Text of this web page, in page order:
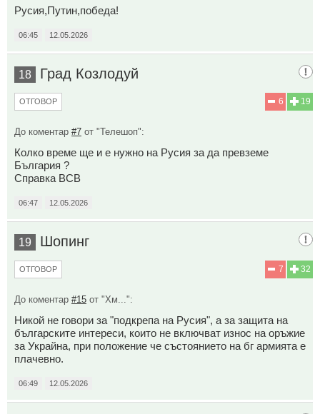
Русия,Путин,победа!
06:45 12.05.2026
18 Град Козлодуй
19
6
ОТГОВОР
До коментар #7 от "Телешоп":
Колко време ще и е нужно на Русия за да превземе
България ?
Справка ВСВ
06:47 12.05.2026
19 Шопинг
32
7
ОТГОВОР
До коментар #15 от "Хм...":
Никой не говори за "подкрепа на Русия", а за защита на
българските интереси, които не включват износ на оръжие
за Украйна, при положение че състоянието на бг армията е
плачевно.
06:49 12.05.2026